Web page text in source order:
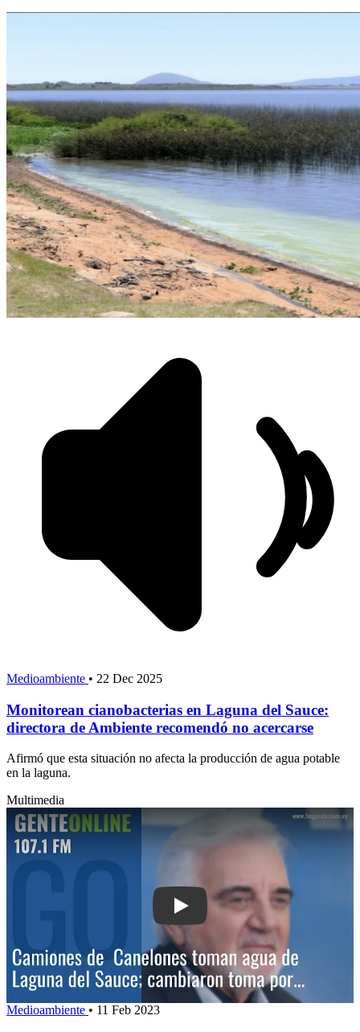
Medioambiente • 22 Dec 2025
Monitorean cianobacterias en Laguna del Sauce:
directora de Ambiente recomendó no acercarse
Afirmó que esta situación no afecta la producción de agua potable
en la laguna.
Multimedia
Play: Camiones de
Medioambiente • 11 Feb 2023